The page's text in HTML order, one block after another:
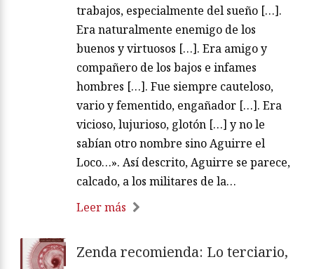
trabajos, especialmente del sueño […].
Era naturalmente enemigo de los
buenos y virtuosos […]. Era amigo y
compañero de los bajos e infames
hombres […]. Fue siempre cauteloso,
vario y fementido, engañador […]. Era
vicioso, lujurioso, glotón […] y no le
sabían otro nombre sino Aguirre el
Loco…». Así descrito, Aguirre se parece,
calcado, a los militares de la…
Leer más
Zenda recomienda: Lo terciario,